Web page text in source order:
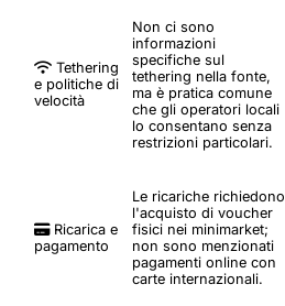
Tethering
e politiche di
velocità
Non ci sono
informazioni
specifiche sul
tethering nella fonte,
ma è pratica comune
che gli operatori locali
lo consentano senza
restrizioni particolari.
Ricarica e
pagamento
Le ricariche richiedono
l'acquisto di voucher
fisici nei minimarket;
non sono menzionati
pagamenti online con
carte internazionali.